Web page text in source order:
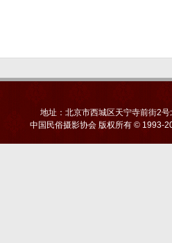
地址：北京市西城区天宁寺前街2
中国民俗摄影协会 版权所有 © 1993-